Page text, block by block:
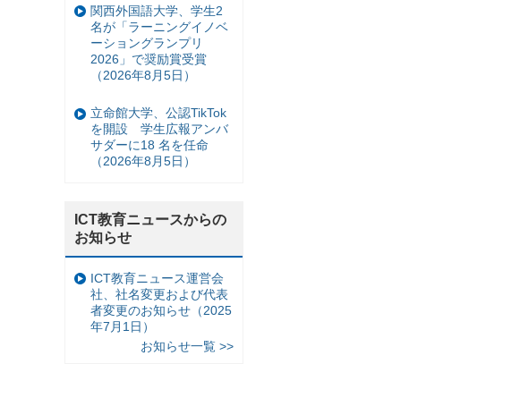
関西外国語大学、学生2
名が「ラーニングイノベ
ーショングランプリ
2026」で奨励賞受賞
（2026年8月5日）
立命館大学、公認TikTok
を開設 学生広報アンバ
サダーに18 名を任命
（2026年8月5日）
ICT教育ニュースからの
お知らせ
ICT教育ニュース運営会
社、社名変更および代表
者変更のお知らせ（2025
年7月1日）
お知らせ一覧 >>